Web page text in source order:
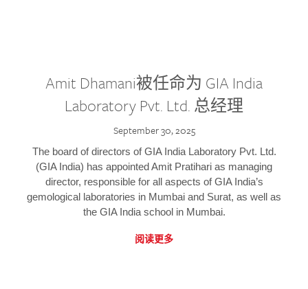
Amit Dhamani被任命为 GIA India
Laboratory Pvt. Ltd. 总经理
September 30, 2025
The board of directors of GIA India Laboratory Pvt. Ltd.
(GIA India) has appointed Amit Pratihari as managing
director, responsible for all aspects of GIA India’s
gemological laboratories in Mumbai and Surat, as well as
the GIA India school in Mumbai.
阅读更多